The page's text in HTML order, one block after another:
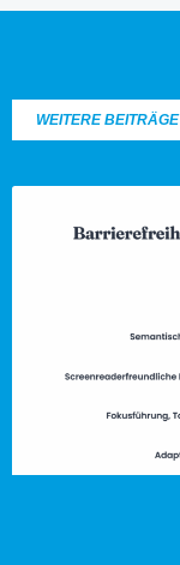
WEITERE BEITRÄGE